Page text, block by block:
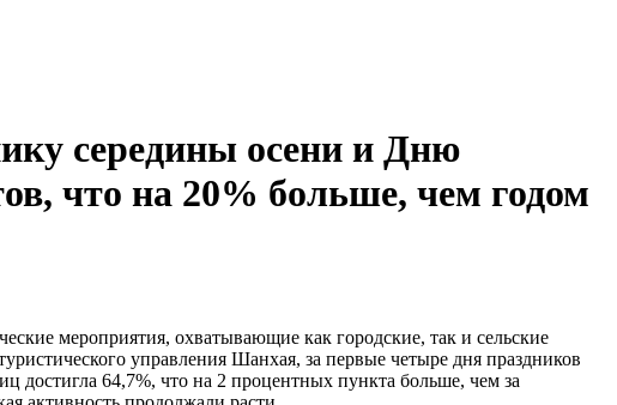
середины осени и Дню
что на 20% больше, чем годом
мероприятия, охватывающие как городские, так и сельские
управления Шанхая, за первые четыре дня праздников
достигла 64,7%, что на 2 процентных пункта больше, чем за